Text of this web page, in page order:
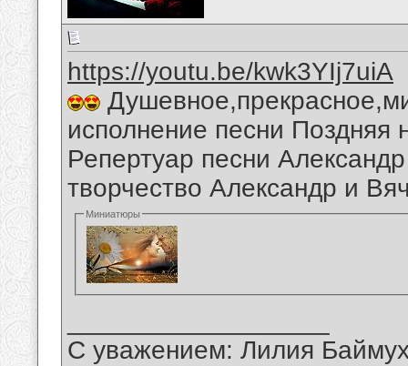
https://youtu.be/kwk3YIj7uiA
исполнение песни
Репертуар песни
творчество Александр и
Миниатюры
С уважением: Лилия